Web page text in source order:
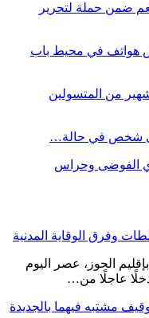
ضمن حملة لتحرير
هواتف في محيط باب
من المتسولين
شخص في حالة…
الفوضى وحراس
وفرق الوقاية المدنية
الحوز، عصر اليوم
مشتبه فيهما بالجديدة